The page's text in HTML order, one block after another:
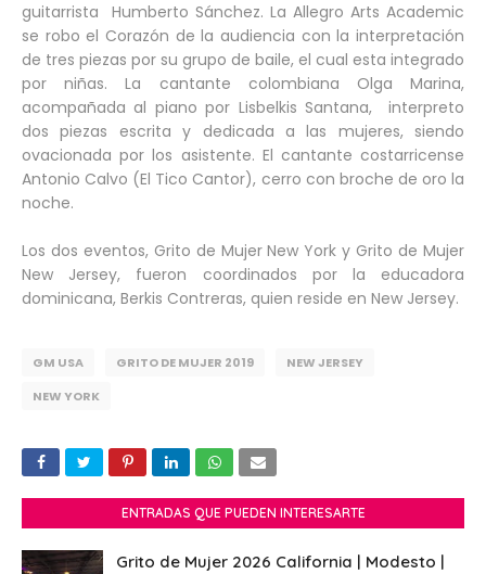
guitarrista Humberto Sánchez. La Allegro Arts Academic
se robo el Corazón de la audiencia con la interpretación
de tres piezas por su grupo de baile, el cual esta integrado
por niñas. La cantante colombiana Olga Marina,
acompañada al piano por Lisbelkis Santana, interpreto
dos piezas escrita y dedicada a las mujeres, siendo
ovacionada por los asistente. El cantante costarricense
Antonio Calvo (El Tico Cantor), cerro con broche de oro la
noche.
Los dos eventos, Grito de Mujer New York y Grito de Mujer
New Jersey, fueron coordinados por la educadora
dominicana, Berkis Contreras, quien reside en New Jersey.
GM USA GRITO DE MUJER 2019
NEW JERSEY
NEW YORK
ENTRADAS QUE PUEDEN INTERESARTE
Grito de Mujer 2026 California | Modesto |